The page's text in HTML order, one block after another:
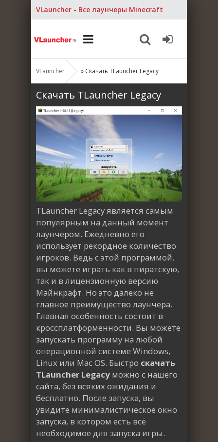
VLauncher - Все лаунчеры Minecraft
VLauncher » Скачать TLauncher Legacy
Скачать TLauncher Legacy
TLauncher Legacy является самым
популярным на данный момент
лаунчером. Ежедневно его
использует рекордное количество
игроков. Ведь с этой программой,
вы можете играть как в пиратскую,
так и в лицензионную версию
Майнкрафт. Но это далеко не
главное преимущество лаунчера.
Главная особенность состоит в
кроссплатформенности. Вы можете
запускать программу на любой
операционной системе Windows,
Linux или Mac OS. Быстро скачать
TLauncher Legacy можно с нашего
сайта, без всяких ожидания и
бесплатно. После запуска, вы
увидите минималистическое окно
запуска, в котором есть всё
необходимое для запуска игры.